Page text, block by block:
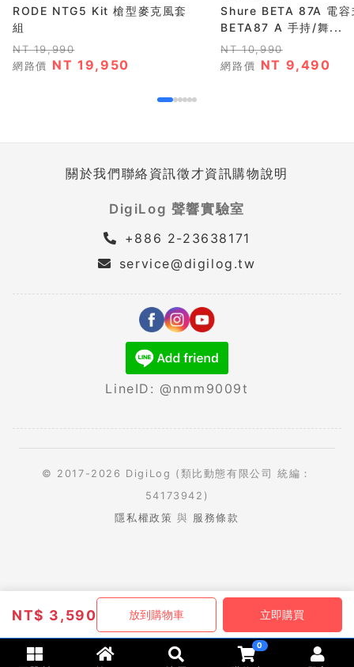
NT$ 3,590 放到購物車 立即購買
RODE NTG5 Kit 槍型麥克風套
組
NT 19,990
網路價 NT 19,950
Shure BETA 87A 電容
BETA87 A 手持/舞...
NT 10,990
網路價 NT 9,490
關於我們聯絡資訊徵才資訊購物說明
DigiLog 聲響實驗室
+886 2-23638171
service@digilog.tw
LineID: @nmm9009t
© 2017-2026 DigiLog (類比動態有限公司 統編：
54173942)
隱私權政策 與 服務條款
0